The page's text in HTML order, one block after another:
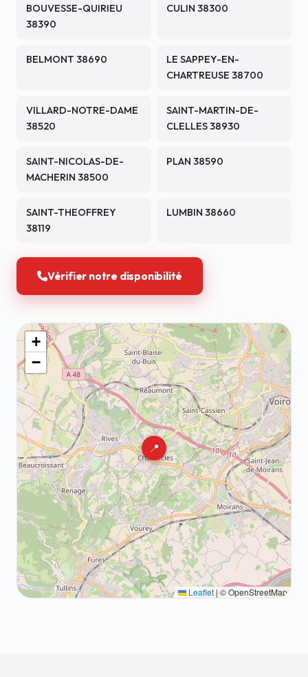
BOUVESSE-QUIRIEU
38390
CULIN 38300
BELMONT 38690
LE SAPPEY-EN-
CHARTREUSE 38700
VILLARD-NOTRE-DAME
38520
SAINT-MARTIN-DE-
CLELLES 38930
SAINT-NICOLAS-DE-
MACHERIN 38500
PLAN 38590
SAINT-THEOFFREY
38119
LUMBIN 38660
Vérifier notre disponibilité
📍
+
−
Leaflet|© OpenStreetMap